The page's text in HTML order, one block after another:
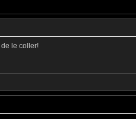
le coller!